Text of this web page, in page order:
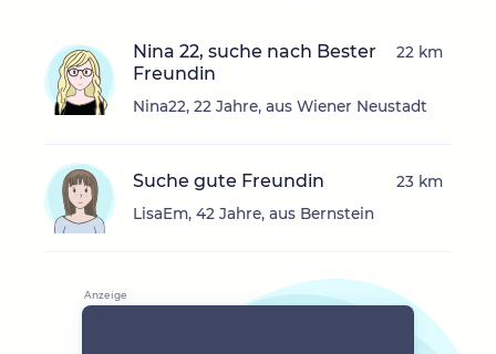
Nina 22, suche nach Bester
Freundin
Nina22, 22 Jahre, aus Wiener Neustadt
22 km
Suche gute Freundin
LisaEm, 42 Jahre, aus Bernstein
23 km